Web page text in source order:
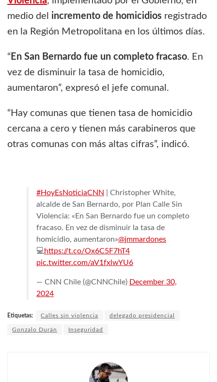
medio del incremento de homicidios registrado
en la Región Metropolitana en los últimos días.
“ En San Bernardo fue un completo fracaso. En
vez de disminuir la tasa de homicidio,
aumentaron”, expresó el jefe comunal.
“Hay comunas que tienen tasa de homicidio
cercana a cero y tienen más carabineros que
otras comunas con más altas cifras”, indicó.
#HoyEsNoticiaCNN
| Christopher White,
alcalde de San Bernardo, por Plan Calle Sin
Violencia: «En San Bernardo fue un completo
fracaso. En vez de disminuir la tasa de
homicidio, aumentaron»@jmmardones
💻https://t.co/Ox6C5F7hT4
pic.twitter.com/aV1fxlwYU6
— CNN Chile (@CNNChile) December 30,
2024
Etiquetas: Calles sin violencia delegado presidencial
Gonzalo Durán Inseguridad